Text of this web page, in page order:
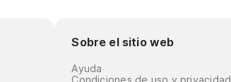
Sobre el sitio web
Ayuda